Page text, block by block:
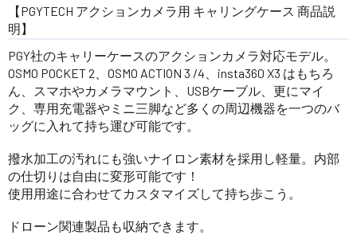
【PGYTECH アクションカメラ用 キャリングケース 商品説
明】
PGY社のキャリーケースのアクションカメラ対応モデル。
OSMO POCKET 2、OSMO ACTION 3 /4、insta360 X3 はもちろ
ん、スマホやカメラマウント、USBケーブル、更にマイ
ク、専用充電器やミニ三脚など多くの周辺機器を一つのバ
ッグに入れて持ち運び可能です。
撥水加工の汚れにも強いナイロン素材を採用し軽量。内部
の仕切りは自由に変形可能です！
使用用途に合わせてカスタマイズして持ち歩こう。
ドローン関連製品も収納できます。